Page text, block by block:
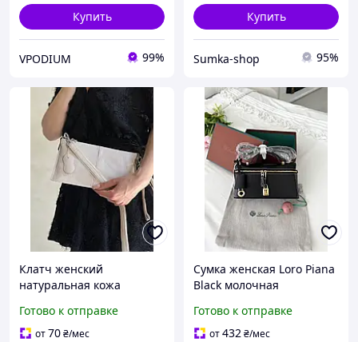
Купить
VPODIUM 99%
Купить
Sumka-shop 95%
Клатч женский
натуральная кожа
барсетка аксессуар
Готово к отправке
от70₴/мес
Сумка женская Loro Piana
Black молочная
Готово к отправке
от432₴/мес